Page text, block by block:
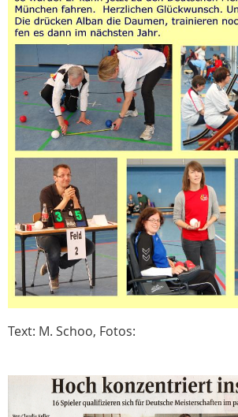
Text: M. Schoo, Fotos: